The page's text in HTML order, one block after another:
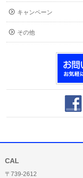
キャンペーン
その他
CAL
〒739-2612